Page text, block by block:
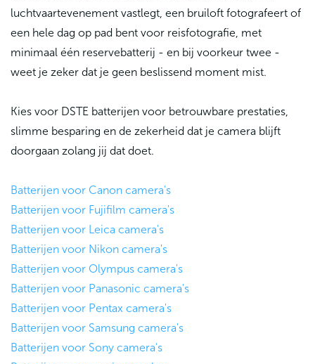
luchtvaartevenement vastlegt, een bruiloft fotografeert of
een hele dag op pad bent voor reisfotografie, met
minimaal één reservebatterij - en bij voorkeur twee -
weet je zeker dat je geen beslissend moment mist.
Kies voor DSTE batterijen voor betrouwbare prestaties,
slimme besparing en de zekerheid dat je camera blijft
doorgaan zolang jij dat doet.
Batterijen voor Canon camera's
Batterijen voor Fujifilm camera's
Batterijen voor Leica camera's
Batterijen voor Nikon camera's
Batterijen voor Olympus camera's
Batterijen voor Panasonic camera's
Batterijen voor Pentax camera's
Batterijen voor Samsung camera's
Batterijen voor Sony camera's